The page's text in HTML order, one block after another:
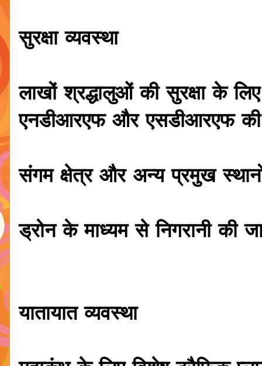
सुरक्षा व्यवस्था
लाखों श्रद्धालुओं की सुरक्षा के
एनडीआरएफ और एसडीआरएफ
संगम क्षेत्र और अन्य प्रमुख
ड्रोन के माध्यम से निगरानी की
यातायात व्यवस्था